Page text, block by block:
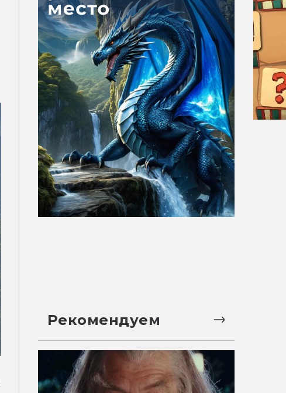
Рекомендуем